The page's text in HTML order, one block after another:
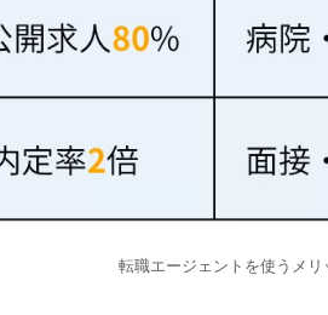
転職エージェントを使うメリ